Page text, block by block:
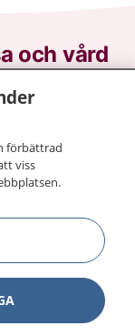
och vård
om
kontakta.
dina
för
Show
förbättrad
viss